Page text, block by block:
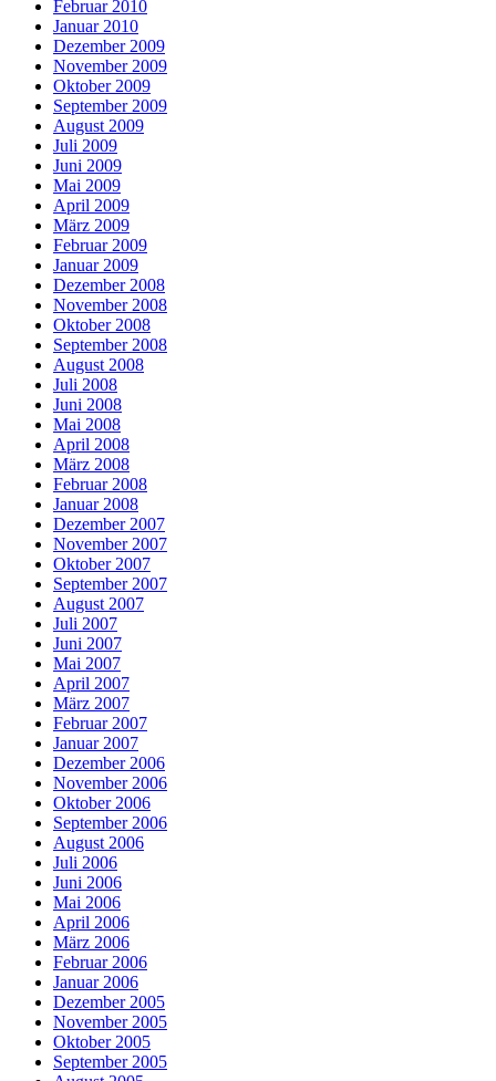
Februar 2010
Januar 2010
Dezember 2009
November 2009
Oktober 2009
September 2009
August 2009
Juli 2009
Juni 2009
Mai 2009
April 2009
März 2009
Februar 2009
Januar 2009
Dezember 2008
November 2008
Oktober 2008
September 2008
August 2008
Juli 2008
Juni 2008
Mai 2008
April 2008
März 2008
Februar 2008
Januar 2008
Dezember 2007
November 2007
Oktober 2007
September 2007
August 2007
Juli 2007
Juni 2007
Mai 2007
April 2007
März 2007
Februar 2007
Januar 2007
Dezember 2006
November 2006
Oktober 2006
September 2006
August 2006
Juli 2006
Juni 2006
Mai 2006
April 2006
März 2006
Februar 2006
Januar 2006
Dezember 2005
November 2005
Oktober 2005
September 2005